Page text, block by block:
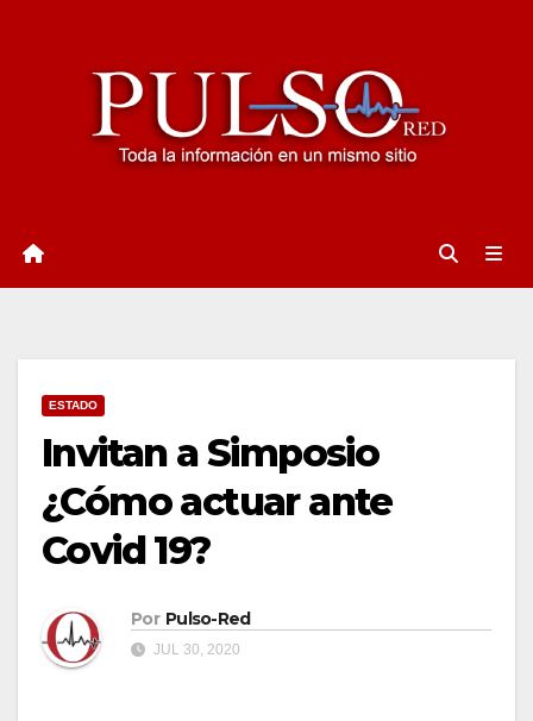
ESTADO
Invitan a Simposio
¿Cómo actuar ante
Covid 19?
Por Pulso-Red
JUL 30, 2020